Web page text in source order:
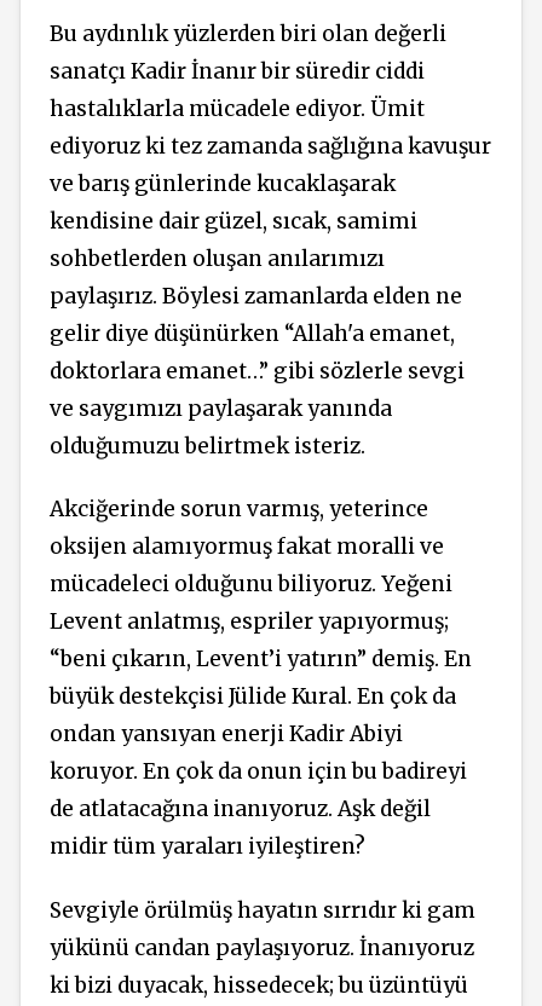
Bu aydınlık yüzlerden biri olan değerli
sanatçı Kadir İnanır bir süredir ciddi
hastalıklarla mücadele ediyor. Ümit
ediyoruz ki tez zamanda sağlığına kavuşur
ve barış günlerinde kucaklaşarak
kendisine dair güzel, sıcak, samimi
sohbetlerden oluşan anılarımızı
paylaşırız. Böylesi zamanlarda elden ne
gelir diye düşünürken “Allah'a emanet,
doktorlara emanet…” gibi sözlerle sevgi
ve saygımızı paylaşarak yanında
olduğumuzu belirtmek isteriz.
Akciğerinde sorun varmış, yeterince
oksijen alamıyormuş fakat moralli ve
mücadeleci olduğunu biliyoruz. Yeğeni
Levent anlatmış, espriler yapıyormuş;
“beni çıkarın, Levent’i yatırın” demiş. En
büyük destekçisi Jülide Kural. En çok da
ondan yansıyan enerji Kadir Abiyi
koruyor. En çok da onun için bu badireyi
de atlatacağına inanıyoruz. Aşk değil
midir tüm yaraları iyileştiren?
Sevgiyle örülmüş hayatın sırrıdır ki gam
yükünü candan paylaşıyoruz. İnanıyoruz
ki bizi duyacak, hissedecek; bu üzüntüyü